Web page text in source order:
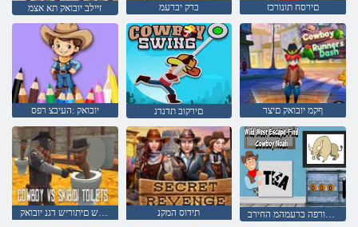
זיילב יובואק תא אצמ ברק יברעמ םירסח תונורכז
יובואק :העיבצ רפס םירקוב תדנדנ ףקמ יובואק םיצר
ידיביקס לש םיתוריש דגנ יובואק תידוס המקנ